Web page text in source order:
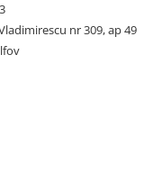
nr 309, ap 49